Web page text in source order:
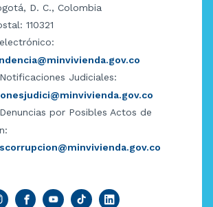
D. C., Colombia
110321
Judiciales:
por Posibles Actos de